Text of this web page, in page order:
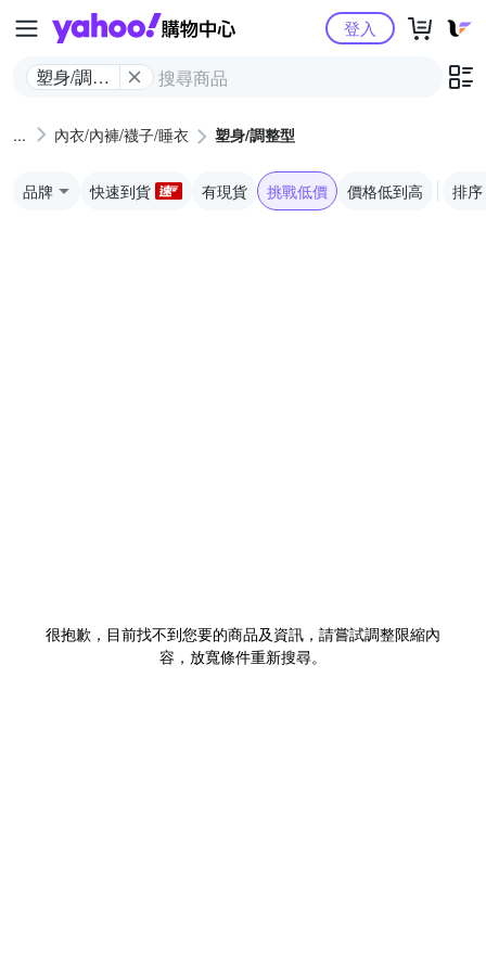
Yahoo購物中心
塑身/調整
登入
內衣/內褲/襪子/睡衣 塑身/調整型
品牌 快速到貨 有現貨 挑戰低價 價格低到高 排序
很抱歉，目前找不到您要的商品及資訊，請嘗試調整限縮內
容，放寬條件重新搜尋。